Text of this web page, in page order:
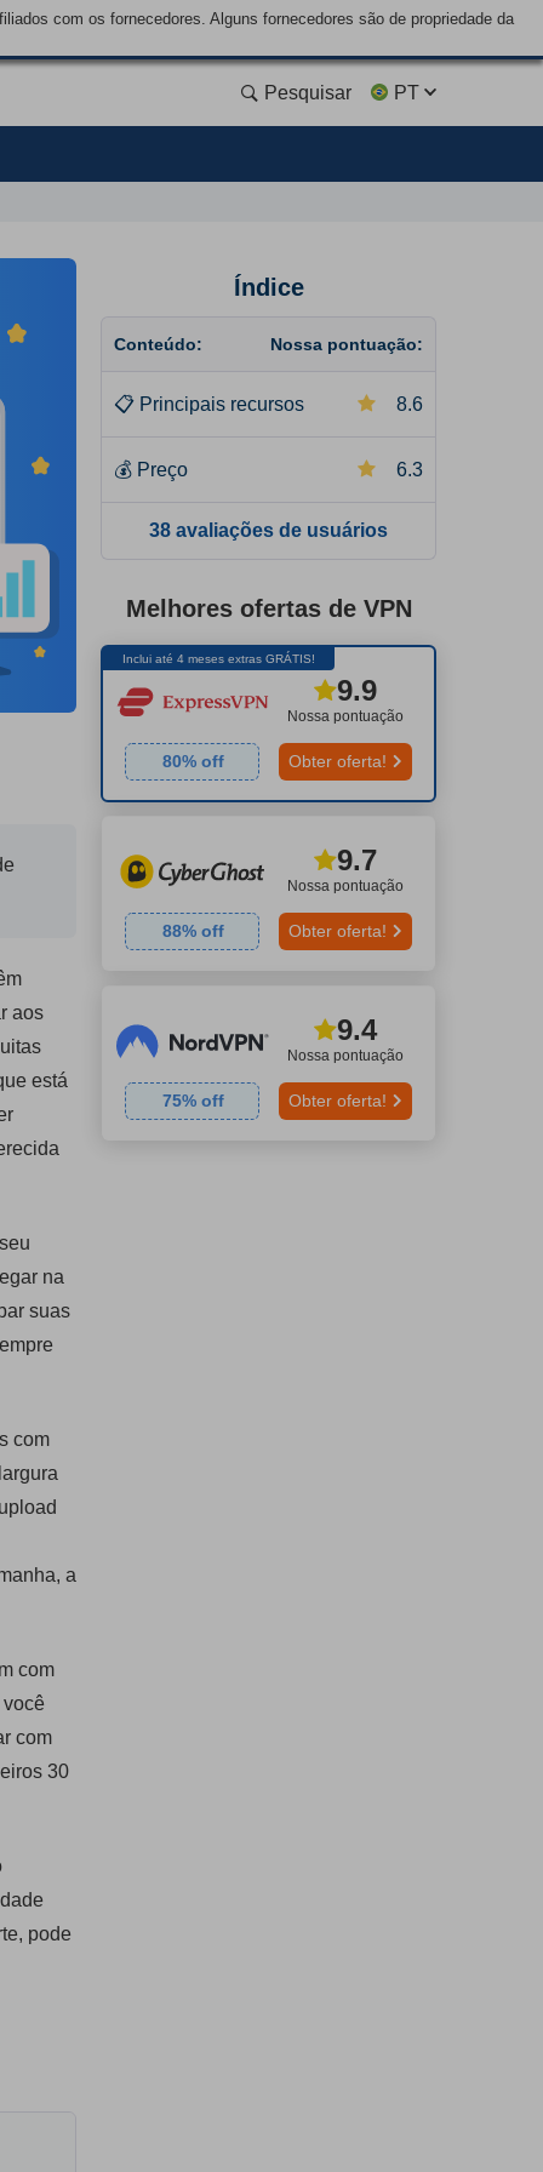
com os fornecedores. Alguns fornecedores são de propriedade da
Pesquisar PT
aos
está
na
suas
com
a
com
você
com
30
pode
Índice
Conteúdo: Nossa pontuação:
📋 Principais recursos 8.6
💰 Preço 6.3
38 avaliações de usuários
Melhores ofertas de VPN
Inclui até 4 meses extras GRÁTIS!
Nossa pontuação
9.9
80% off Obter oferta!
Nossa pontuação
9.7
88% off Obter oferta!
Nossa pontuação
9.4
75% off Obter oferta!